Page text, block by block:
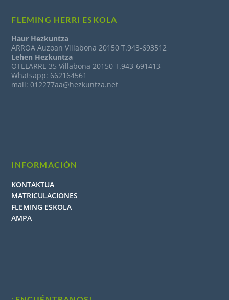
FLEMING HERRI ESKOLA
Haur Hezkuntza
ARROA Auzoan Villabona 20150 T.943-693512
Lehen Hezkuntza
OTELARRE 35 Villabona 20150 T.943-691413
Whatsapp: 662164561
mail: 012277aa@hezkuntza.net
INFORMACIÓN
KONTAKTUA
MATRICULACIONES
FLEMING ESKOLA
AMPA